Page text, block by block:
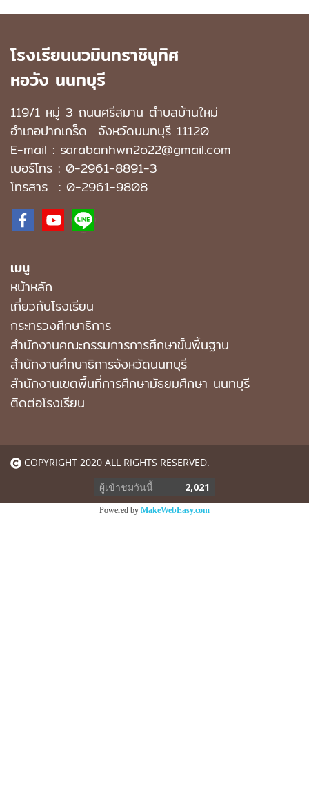
โรงเรียนนวมินทราชินูทิศ
หอวัง นนทบุรี
119/1 หมู่ 3 ถนนศรีสมาน ตำบลบ้านใหม่
อำเภอปากเกร็ด จังหวัดนนทบุรี 11120
E-mail : sarabanhwn2o22@gmail.com
เบอร์โทร : 0-2961-8891-3
โทรสาร : 0-2961-9808
เมนู
หน้าหลัก
เกี่ยวกับโรงเรียน
กระทรวงศึกษาธิการ
สำนักงานคณะกรรมการการศึกษาขั้นพื้นฐาน
สำนักงานศึกษาธิการจังหวัดนนทบุรี
สํานักงานเขตพื้นที่การศึกษามัธยมศึกษา นนทบุรี
ติดต่อโรงเรียน
COPYRIGHT 2020 ALL RIGHTS RESERVED.
ผู้เข้าชมวันนี้
2,021
Powered by MakeWebEasy.com